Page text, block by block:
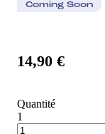
Coming Soon
14,90 €
Quantité
1